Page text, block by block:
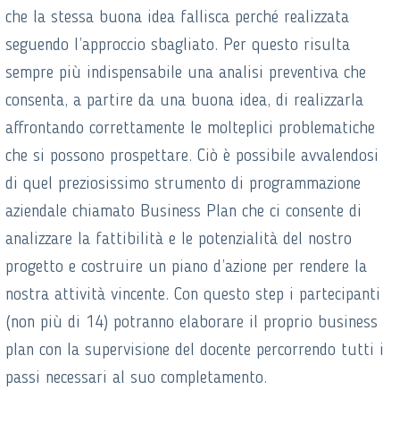
che la stessa buona idea fallisca perché realizzata
seguendo l’approccio sbagliato. Per questo risulta
sempre più indispensabile una analisi preventiva che
consenta, a partire da una buona idea, di realizzarla
affrontando correttamente le molteplici problematiche
che si possono prospettare. Ciò è possibile avvalendosi
di quel preziosissimo strumento di programmazione
aziendale chiamato Business Plan che ci consente di
analizzare la fattibilità e le potenzialità del nostro
progetto e costruire un piano d’azione per rendere la
nostra attività vincente. Con questo step i partecipanti
(non più di 14) potranno elaborare il proprio business
plan con la supervisione del docente percorrendo tutti i
passi necessari al suo completamento.